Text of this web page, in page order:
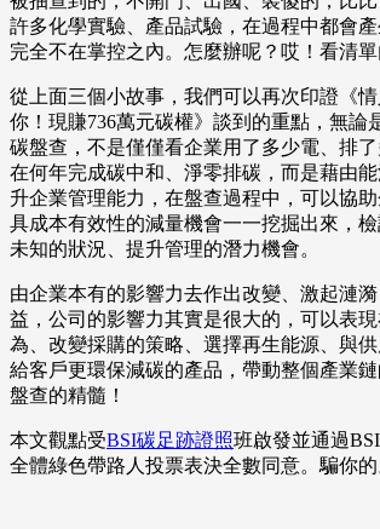
許多化學實驗、產品試驗，在過程中都會產
完全不在掌控之內。怎麼辦呢？哎！看清單
從上面三個小故事，我們可以再次印證《
你！現賺736萬元碳權》談到的重點，無論
碳盤查，不是僅僅看企業用了多少電、排
在何年完成碳中和、淨零排碳，而是藉由
升企業管理能力，在盤查過程中，可以協
具成本有效性的減量機會一一挖掘出來，檢
未知的狀況、提升管理的潛力機會。
由企業本有的影響力去作出改變、激起漣
益，公司的影響力其實是很大的，可以表
為、改變採購的策略、選擇再生能源、與
給客戶更環保減碳的產品，帶動整個產業
盤查的精髓！
本文觀點受BSI碳足跡證照班啟發並通過
全體綠色帶路人投票表決全數同意。騙你的